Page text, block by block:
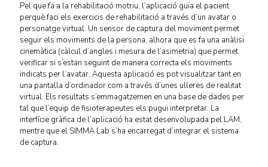
Pel que fa a la rehabilitació motriu, l’aplicació guia el pacient
perquè faci els exercicis de rehabilitació a través d’un avatar o
personatge virtual. Un sensor de captura del moviment permet
seguir els moviments de la persona, alhora que es fa una anàlisi
cinemàtica (càlcul d’angles i mesura de l’asimetria) que permet
verificar si s’estan seguint de manera correcta els moviments
indicats per l’avatar. Aquesta aplicació es pot visualitzar tant en
una pantalla d’ordinador com a través d’unes ulleres de realitat
virtual. Els resultats s’emmagatzemen en una base de dades per
tal que l’equip de fisioterapeutes els pugui interpretar. La
interfície gràfica de l’aplicació ha estat desenvolupada pel LAM,
mentre que el SIMMA Lab s’ha encarregat d’integrar el sistema
de captura.